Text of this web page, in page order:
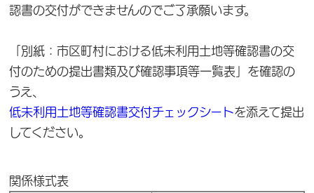
認書の交付ができませんのでご了承願います。
「別紙：市区町村における低未利用土地等確認書の交
付のための提出書類及び確認事項等一覧表」を確認の
うえ、
低未利用土地等確認書交付チェックシートを添えて提出
してください。
関係様式表